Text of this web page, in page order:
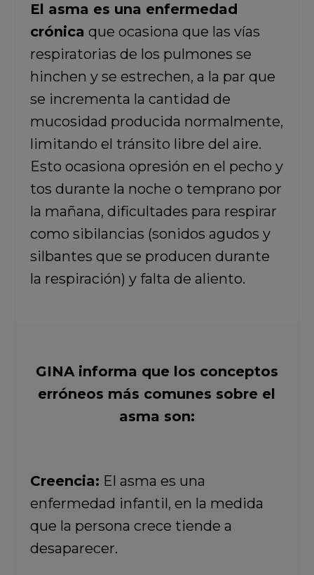
El asma es una enfermedad
crónica que ocasiona que las vías
respiratorias de los pulmones se
hinchen y se estrechen, a la par que
se incrementa la cantidad de
mucosidad producida normalmente,
limitando el tránsito libre del aire.
Esto ocasiona opresión en el pecho y
tos durante la noche o temprano por
la mañana, dificultades para respirar
como sibilancias (sonidos agudos y
silbantes que se producen durante
la respiración) y falta de aliento.
GINA informa que los conceptos
erróneos más comunes sobre el
asma son:
Creencia: El asma es una
enfermedad infantil, en la medida
que la persona crece tiende a
desaparecer.